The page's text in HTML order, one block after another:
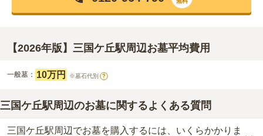
【2026年版】三国ケ丘駅周辺お墓平均費用
一般墓： 10万円 ※墓石代別 ?
三国ケ丘駅周辺のお墓に関するよくある質問
三国ケ丘駅周辺でお墓を購入するには、いくらかかりま